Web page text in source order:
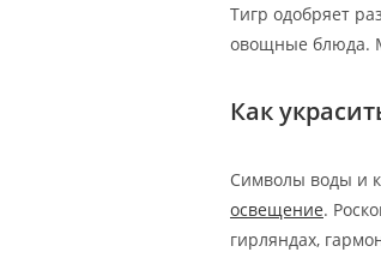
Тигр одобряет
овощные блюда.
Как
Символы воды и
освещение.
гирляндах,